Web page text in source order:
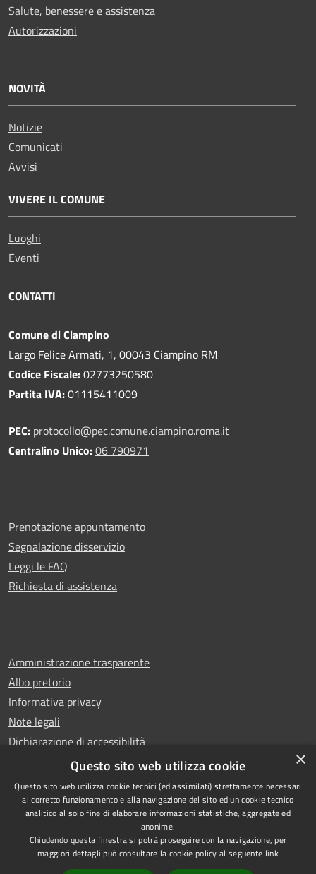
Salute, benessere e assistenza
Autorizzazioni
NOVITÀ
Notizie
Comunicati
Avvisi
VIVERE IL COMUNE
Luoghi
Eventi
CONTATTI
Comune di Ciampino
Largo Felice Armati, 1, 00043 Ciampino RM
Codice Fiscale:02773250580
Partita IVA:01115411009
PEC: protocollo@pec.comune.ciampino.roma.it
Centralino Unico:06 790971
Prenotazione appuntamento
Segnalazione disservizio
Leggi le FAQ
Richiesta di assistenza
Amministrazione trasparente
Albo pretorio
Informativa privacy
Note legali
Dichiarazione di accessibilità
Whistleblowing
Accessibilità
di Ciampino
×
Questo sito web utilizza cookie
Questo sito web utilizza cookie tecnici (ed assimilati) strettamente necessari
al corretto funzionamento e alla navigazione del sito ed un cookie tecnico
analitico al solo fine di elaborare informazioni statistiche, aggregate ed
anonime.
Chiudendo questa finestra si potrà proseguire con la navigazione, per
maggiori dettagli può consultare la cookie policy al seguente link